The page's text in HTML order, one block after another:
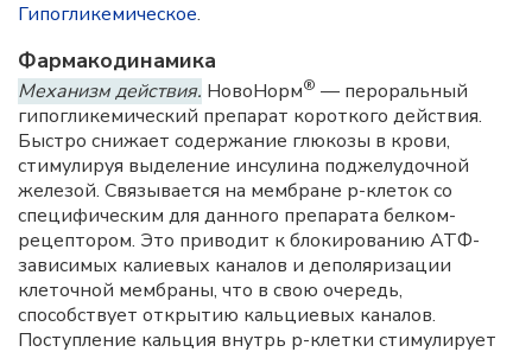
Гипогликемическое.
Фармакодинамика
Механизм действия. НовоНорм® — пероральный
гипогликемический препарат короткого действия.
Быстро снижает содержание глюкозы в крови,
стимулируя выделение инсулина поджелудочной
железой. Связывается на мембране р-клеток со
специфическим для данного препарата белком-
рецептором. Это приводит к блокированию АТФ-
зависимых калиевых каналов и деполяризации
клеточной мембраны, что в свою очередь,
способствует открытию кальциевых каналов.
Поступление кальция внутрь р-клетки стимулирует